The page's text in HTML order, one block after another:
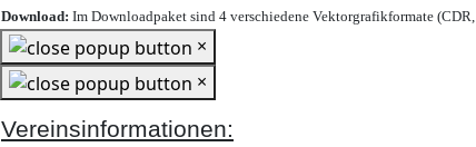
Download: Im Downloadpaket sind 4 verschiedene Vektorgrafikformate
×
×
Vereinsinformationen: